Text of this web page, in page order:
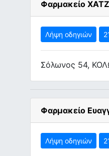
Φαρμακείο
Λήψη οδηγιών
Σόλωνος 54,
Φαρμακείο
Λήψη οδηγιών